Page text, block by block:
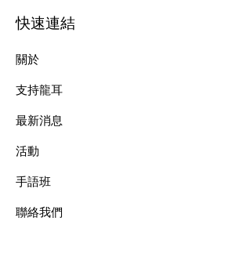
快速連結
關於
支持龍耳
最新消息
​活動
手語班
​聯絡我們